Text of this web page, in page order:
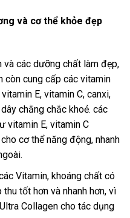
và cơ thể khỏe đẹp
và các dưỡng chất làm đẹp,
còn cung cấp các vitamin
E, vitamin C, canxi,
chằng chắc khoẻ. các
vitamin E, vitamin C
cơ thể năng động, nhanh
Vitamin, khoáng chất có
tốt hơn và nhanh hơn, vì
Collagen cho tác dụng